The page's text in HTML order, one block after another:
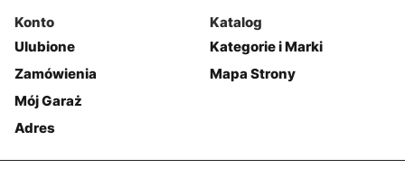
Konto
Ulubione
Zamówienia
Mój Garaż
Adres
Katalog
Kategorie i Marki
Mapa Strony